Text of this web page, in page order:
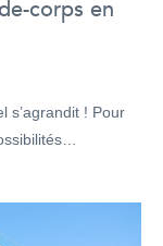
corps en
s’agrandit ! Pour